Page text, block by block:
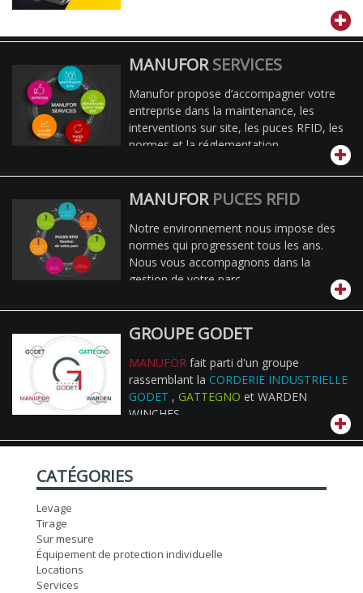
MANUFORSERVICES
Manufor propose d’accompagner votre
entreprise dans la maintenance, les
interventions sur site, les puces RFID, les
normes et la réglementation.
MANUFOR PUCES RFID
Notre environnement nous impose des
normes qui progressent tous les ans.
Nous vous accompagnons dans la
gestion de votre parc.
GROUPE GODET
MANUFOR fait parti d'un groupe
rassemblant la CORDERIE INDUSTRIELLE
GODET , GATTEGNO et WARDEN
WINCHES
CATÉGORIES
Levage
Tirage
Sur mesure
Équipement de protection individuelle
Locations
Services